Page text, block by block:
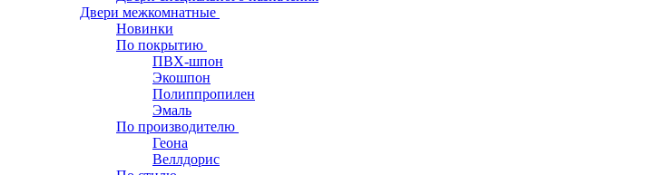
Двери межкомнатные
Новинки
По покрытию
ПВХ-шпон
Экошпон
Полиппропилен
Эмаль
По производителю
Геона
Веллдорис